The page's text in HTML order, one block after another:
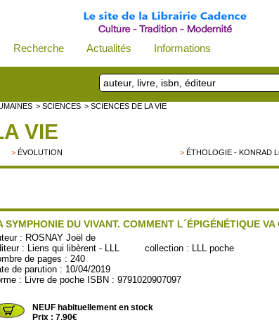
Recherche Actualités Informations
> SCIENCES > SCIENCES DE LA VIE
VIE
>ÉVOLUTION >ÉTHOLOGIE - KONRAD
SYMPHONIE DU VIVANT. COMMENT L´ÉPIGÉNÉTIQUE
: ROSNAY Joël de
: Liens qui libèrent - LLL collection : LLL poche
de pages : 240
de parution : 10/04/2019
: Livre de poche ISBN : 9791020907097
NEUF habituellement en stock
Prix : 7.90€